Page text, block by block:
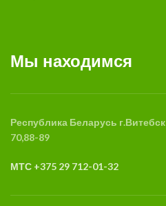
Мы находимся
Республика Беларусь г.Витебск
70,88-89
МТС +375 29 712-01-32